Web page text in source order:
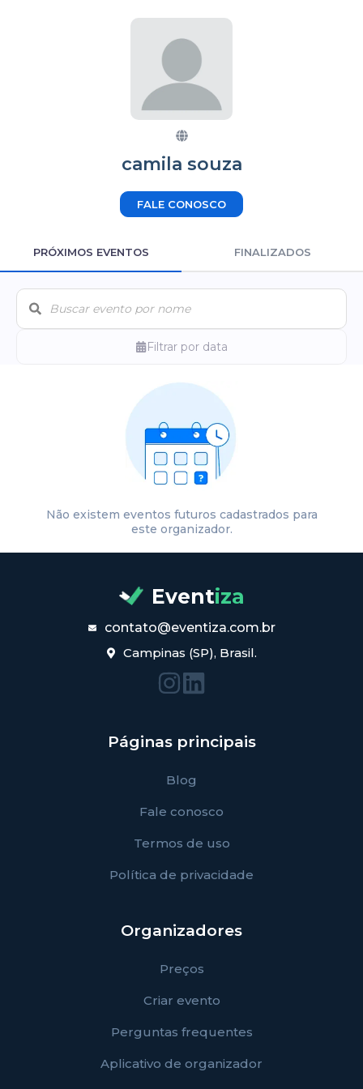
camila souza
FALE CONOSCO
PRÓXIMOS EVENTOS FINALIZADOS
Filtrar por data
Não existem eventos futuros cadastrados para
este organizador.
Eventiza
contato@eventiza.com.br
Campinas (SP), Brasil.
Páginas principais
Blog
Fale conosco
Termos de uso
Política de privacidade
Organizadores
Preços
Criar evento
Perguntas frequentes
Aplicativo de organizador